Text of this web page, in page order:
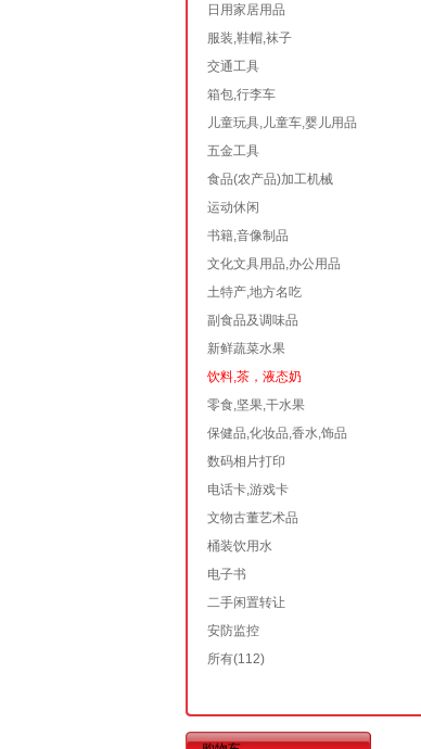
日用家居用品
服装,鞋帽,袜子
交通工具
箱包,行李车
儿童玩具,儿童车,婴儿用品
五金工具
食品(农产品)加工机械
运动休闲
书籍,音像制品
文化文具用品,办公用品
土特产,地方名吃
副食品及调味品
新鲜蔬菜水果
饮料,茶，液态奶
零食,坚果,干水果
保健品,化妆品,香水,饰品
数码相片打印
电话卡,游戏卡
文物古董艺术品
桶装饮用水
电子书
二手闲置转让
安防监控
所有(112)